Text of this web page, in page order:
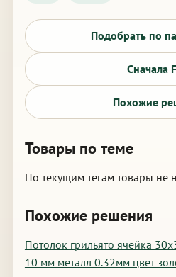
Подобрать по
Сначала
Похожие
Товары по теме
По текущим тегам товары не
Похожие решения
Потолок грильято ячейка
10 мм металл 0.32мм цвет